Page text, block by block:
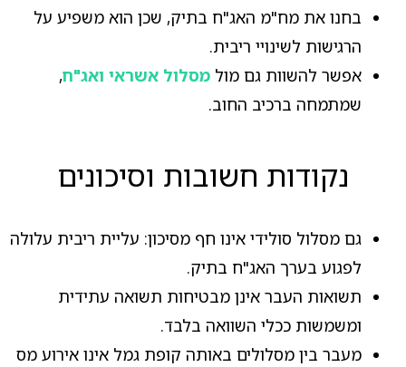
בחנו את מח"מ האג"ח בתיק, שכן הוא משפיע על
הרגישות לשינויי ריבית.
אפשר להשוות גם מול מסלול אשראי ואג"ח,
שמתמחה ברכיב החוב.
נקודות חשובות וסיכונים
גם מסלול סולידי אינו חף מסיכון: עליית ריבית עלולה
לפגוע בערך האג"ח בתיק.
תשואות העבר אינן מבטיחות תשואה עתידית
ומשמשות ככלי השוואה בלבד.
מעבר בין מסלולים באותה קופת גמל אינו אירוע מס